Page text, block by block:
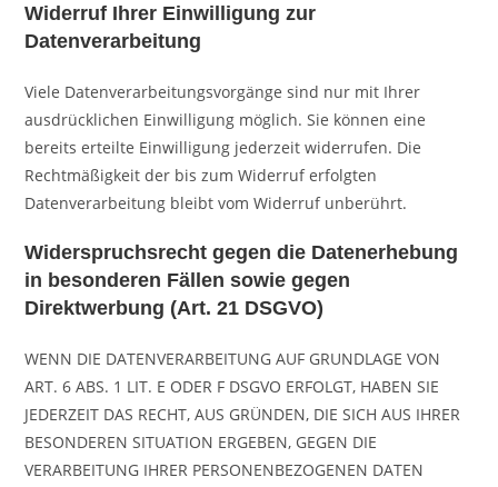
Widerruf Ihrer Einwilligung zur
Datenverarbeitung
Viele Datenverarbeitungsvorgänge sind nur mit Ihrer
ausdrücklichen Einwilligung möglich. Sie können eine
bereits erteilte Einwilligung jederzeit widerrufen. Die
Rechtmäßigkeit der bis zum Widerruf erfolgten
Datenverarbeitung bleibt vom Widerruf unberührt.
Widerspruchsrecht gegen die Datenerhebung
in besonderen Fällen sowie gegen
Direktwerbung (Art. 21 DSGVO)
WENN DIE DATENVERARBEITUNG AUF GRUNDLAGE VON
ART. 6 ABS. 1 LIT. E ODER F DSGVO ERFOLGT, HABEN SIE
JEDERZEIT DAS RECHT, AUS GRÜNDEN, DIE SICH AUS IHRER
BESONDEREN SITUATION ERGEBEN, GEGEN DIE
VERARBEITUNG IHRER PERSONENBEZOGENEN DATEN